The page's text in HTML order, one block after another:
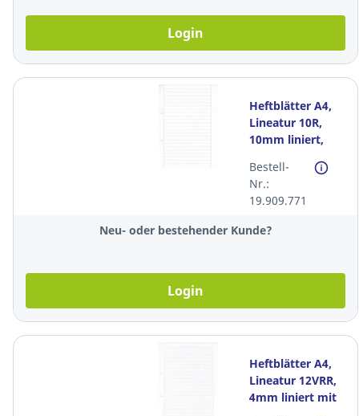
Login
Heftblätter A4,
Lineatur 10R,
10mm liniert,
Rand, Pack à 500
Bl.
Bestell-
Nr.:
19.909.771
Neu- oder bestehender Kunde?
Login
Heftblätter A4,
Lineatur 12VRR,
4mm liniert mit